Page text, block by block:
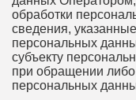
обработки
сведения,
персональных
субъекту
при обращении либо
персональных